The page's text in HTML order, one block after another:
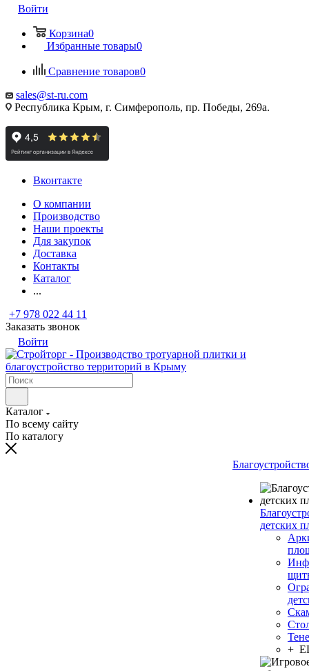
Войти
Корзина0
Избранные товары0
Сравнение товаров0
sales@st-ru.com
Республика Крым, г. Симферополь, пр. Победы, 269а.
Вконтакте
О компании
Производство
Наши проекты
Для закупок
Доставка
Контакты
Каталог
...
+7 978 022 44 11
Заказать звонок
Войти
Каталог
По всему сайту
По каталогу
детских
+